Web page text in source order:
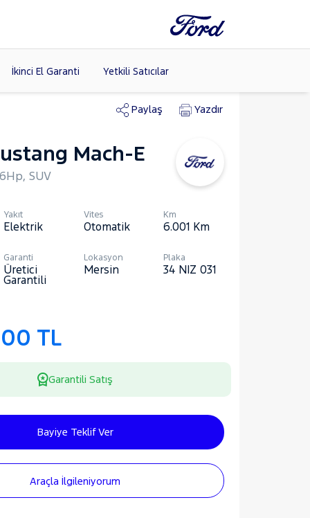
İkinci El Garanti Yetkili Satıcılar
Tüm Markaları
Paylaş Yazdır
Mach-E
SUV
Yakıt
Elektrik
Vites
Otomatik
Km
6.001 Km
Garanti
Üretici
Garantili
Lokasyon
Mersin
Plaka
34 NIZ 031
TL
Garantili Satış
Bayiye Teklif Ver
Araçla İlgileniyorum